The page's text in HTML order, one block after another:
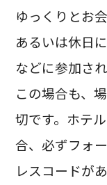
ゆっくりとお
あるいは休日
などに参加さ
この場合も、
切です。ホテ
合、必ずフォ
レスコードが